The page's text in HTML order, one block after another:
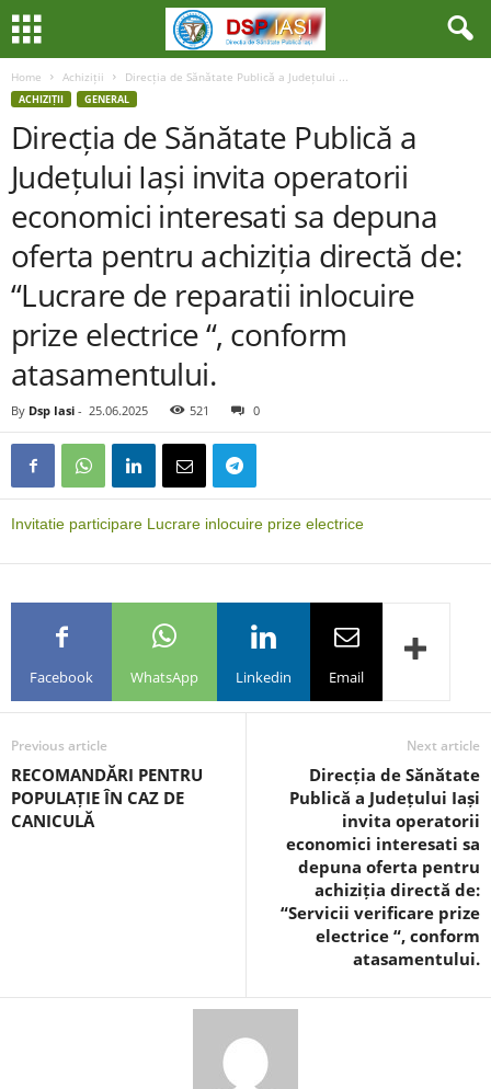
Home Achiziții Direcția de Sănătate Publică a Județului ...
ACHIZIȚII GENERAL
Direcția de Sănătate Publică a
Județului Iași invita operatorii
economici interesati sa depuna
oferta pentru achiziția directă de:
“Lucrare de reparatii inlocuire
prize electrice “, conform
atasamentului.
By Dsp Iasi - 25.06.2025 521 0
Invitatie participare Lucrare inlocuire prize electrice
Facebook WhatsApp Linkedin Email
Previous article
RECOMANDĂRI PENTRU
POPULAȚIE ÎN CAZ DE
CANICULĂ
Next article
Direcția de Sănătate
Publică a Județului Iași
invita operatorii
economici interesati sa
depuna oferta pentru
achiziția directă de:
“Servicii verificare prize
electrice “, conform
atasamentului.